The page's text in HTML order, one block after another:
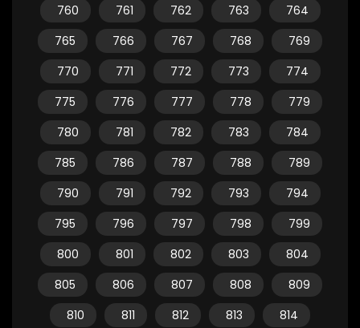
760
761 762 763
764
765
766 767 768
769
770
771 772 773
774
775
776 777 778
779
780
781 782 783
784
785
786 787 788
789
790
791 792 793
794
795
796 797 798
799
800
801 802 803
804
805
806 807 808
809
810
811 812 813
814